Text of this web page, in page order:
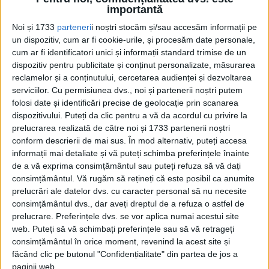
importantă
Noi și 1733 partenerii noștri stocăm și/sau accesăm informații pe
un dispozitiv, cum ar fi cookie-urile, și procesăm date personale,
cum ar fi identificatori unici și informații standard trimise de un
dispozitiv pentru publicitate și conținut personalizate, măsurarea
reclamelor și a conținutului, cercetarea audienței și dezvoltarea
serviciilor. Cu permisiunea dvs., noi și partenerii noștri putem
folosi date și identificări precise de geolocație prin scanarea
dispozitivului. Puteți da clic pentru a vă da acordul cu privire la
prelucrarea realizată de către noi și 1733 partenerii noștri
conform descrierii de mai sus. În mod alternativ, puteți accesa
informații mai detaliate și vă puteți schimba preferințele înainte
de a vă exprima consimțământul sau puteți refuza să vă dați
consimțământul. Vă rugăm să rețineți că este posibil ca anumite
prelucrări ale datelor dvs. cu caracter personal să nu necesite
consimțământul dvs., dar aveți dreptul de a refuza o astfel de
prelucrare. Preferințele dvs. se vor aplica numai acestui site
web. Puteți să vă schimbați preferințele sau să vă retrageți
consimțământul în orice moment, revenind la acest site și
făcând clic pe butonul "Confidențialitate" din partea de jos a
paginii web.
Cum a început totul. Cum au intrat britanicii în India? Au
Cea mai mare revistă de istorie din Europa!.
Media KIT
PORTOFOLIU
Capital
Evenimentul Zilei